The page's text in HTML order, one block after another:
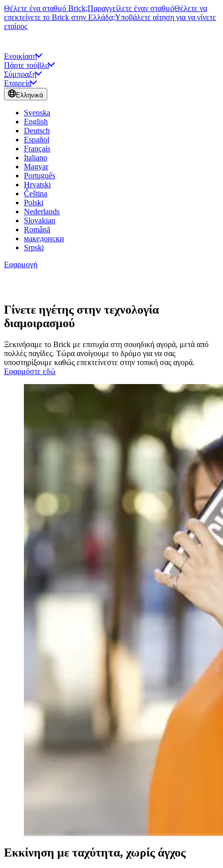
Θέλετε ένα σταθμό Brick;Παραγγείλετε έναν σταθμόΘέλετε να
επεκτείνετε το Brick στην Ελλάδα;Υποβάλετε αίτηση για να γίνετε
εταίρος
Ενοικίαση
Πάρτε τούβλο
Σύμπραξη
Εταιρεία
Ελληνικά
Svenska
English
Deutsch
Español
Français
Italiano
Magyar
Português
Hrvatski
Čeština
Polski
Nederlands
Slovakian
Română
македонски
Srpski
Εφαρμογή
Γίνετε ηγέτης στην τεχνολογία
διαμοιρασμού
Ξεκινήσαμε το Brick με επιτυχία στη σουηδική αγορά, μετά από
πολλές παγίδες. Τώρα ανοίγουμε το δρόμο για να σας
υποστηρίξουμε καθώς επεκτείνεστε στην τοπική σας αγορά.
Εφαρμόστε εδώ
Εκκίνηση με ταχύτητα, χωρίς άγχος